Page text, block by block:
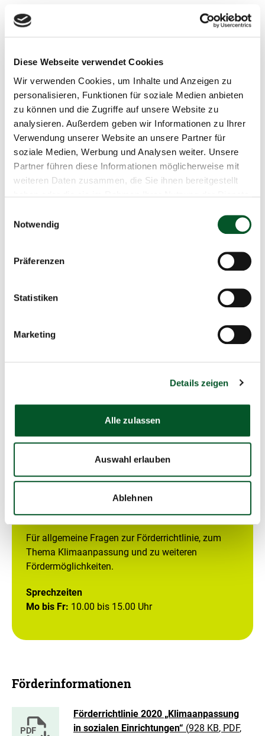
Diese Webseite verwendet Cookies
Wir verwenden Cookies, um Inhalte und Anzeigen zu
personalisieren, Funktionen für soziale Medien anbieten
zu können und die Zugriffe auf unsere Website zu
analysieren. Außerdem geben wir Informationen zu Ihrer
Verwendung unserer Website an unsere Partner für
soziale Medien, Werbung und Analysen weiter. Unsere
Partner führen diese Informationen möglicherweise mit
weiteren Daten zusammen, die Sie ihnen bereitgestellt
Notwendig
Präferenzen
Statistiken
Marketing
Details zeigen
Alle zulassen
Auswahl erlauben
Ablehnen
Einrichtungen für suchtkranke Menschen
Sozialberatungsstellen
Frauenhäuser
Kindertagesstätten
Schulen
Kontakt
E-Mail schreiben
Für Fragen zur Förderrichtlinie, zur Antragstellung,
+49 30 39001 201
E-Mail schreiben
Zur Webseite des ZKA
Für allgemeine Fragen zur Förderrichtlinie, zum
Thema Klimaanpassung und zu weiteren
Fördermöglichkeiten.
Sprechzeiten
Mo bis Fr: 10.00 bis 15.00 Uhr
Förderinformationen
Förderrichtlinie 2020 „Klimaanpassung
in sozialen Einrichtungen“ (928 KB, PDF,